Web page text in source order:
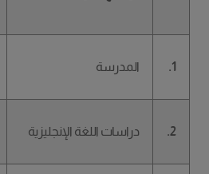
1. المدرسة
2. دراسات اللغة الإنجليزية